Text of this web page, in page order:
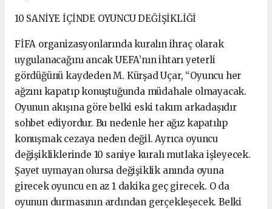
10 SANİYE İÇİNDE OYUNCU DEĞİŞİKLİĞİ
FİFA organizasyonlarında kuralın ihraç olarak
uygulanacağını ancak UEFA’nın ihtarı yeterli
gördüğünü kaydeden M. Kürşad Uçar, “Oyuncu her
ağzını kapatıp konuştuğunda müdahale olmayacak.
Oyunun akışına göre belki eski takım arkadaşıdır
sohbet ediyordur. Bu nedenle her ağız kapatılıp
konuşmak cezaya neden değil. Ayrıca oyuncu
değişikliklerinde 10 saniye kuralı mutlaka işleyecek.
Şayet uymayan olursa değişiklik anında oyuna
girecek oyuncu en az 1 dakika geç girecek. O da
oyunun durmasının ardından gerçekleşecek. Belki